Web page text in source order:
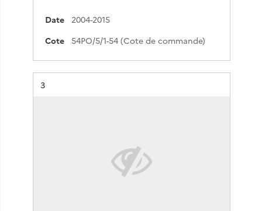
Date
2004-2015
Cote
54PO/5/1-54 (Cote de commande)
Résultat n°
3